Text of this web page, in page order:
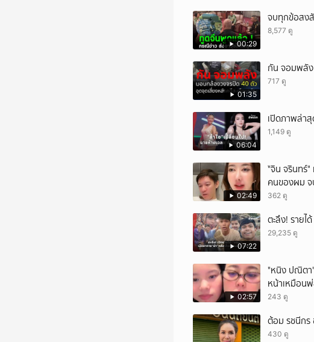
00:29
จบทุกข้อสง
8,577 ดู
01:35
กัน จอมพลัง
717 ดู
06:04
เปิดภาพล่า
1,149 ดู
02:49
"จิน จรินทร์"
คนของผม จ
362 ดู
07:22
ตะลึง! รายไ
29,235 ดู
02:57
"หนิง ปณิตา
หน้าเหมือน
243 ดู
ต้อม รชนีกร
430 ดู